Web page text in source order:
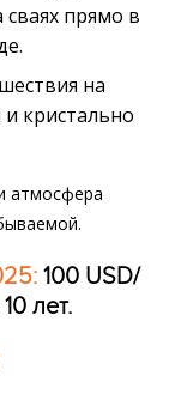
прямо в
на
кристально
атмосфера
100 USD/
лет.